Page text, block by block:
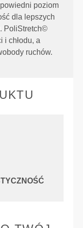
poziom
dla lepszych
PoliStretch©
i chłodu, a
ruchów.